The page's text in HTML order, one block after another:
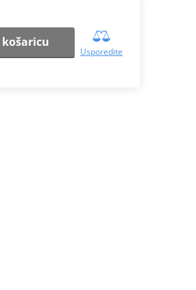
košaricu
Usporedite